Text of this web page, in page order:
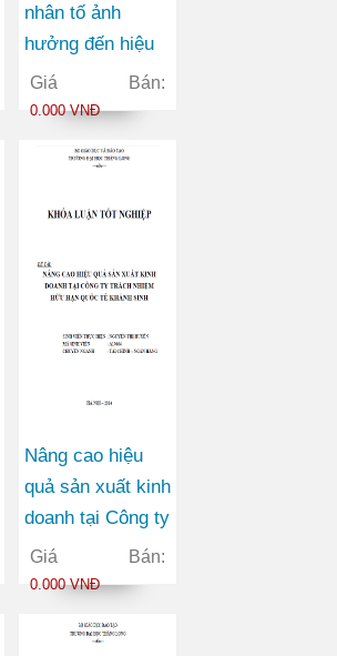
nhân tố ảnh
hưởng đến hiệu
quả sản xuất kinh
doanh của các
Xây dựng được
khoán Việt Nam
Giá Bán:
0.000 VNĐ
Nâng cao hiệu
quả sản xuất kinh
doanh tại Công ty
TNHH Quốc tế
Khánh Sinh
Giá Bán:
0.000 VNĐ